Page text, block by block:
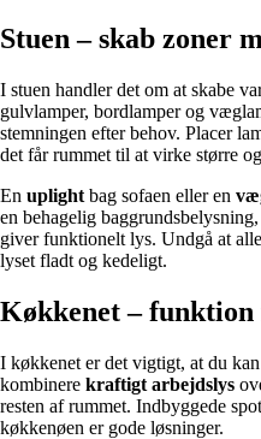
Stuen – skab zoner
I stuen handler det om at skabe
gulvlamper, bordlamper og
stemningen efter behov. Placer
det får rummet til at virke større
En uplight bag sofaen eller en
en behagelig baggrundsbelysning,
giver funktionelt lys. Undgå at
lyset fladt og kedeligt.
Køkkenet –
I køkkenet er det vigtigt, at du
kombinere kraftigt arbejdslys
resten af rummet. Indbyggede
køkkenøen er gode løsninger.